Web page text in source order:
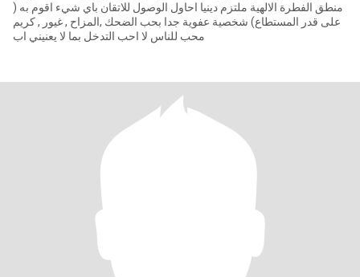
منطق الفطرة الالهية ملتزم دينيا احاول الوصول للاتقان باي شيء اقوم به (
على قدر المستطاع) شخصية عفوية جدا بحب الضحك ,المزاح , غيور , كريم
محب للناس لا احب التدخل بما لا يعنيني اب